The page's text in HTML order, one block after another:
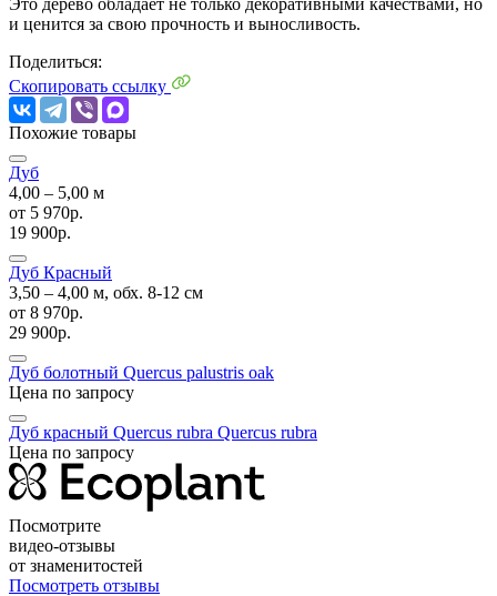
и ценится за свою прочность и выносливость.
Поделиться:
Скопировать ссылку
Похожие товары
Дуб
4,00 ‒ 5,00 м
от 5 970р.
19 900р.
Дуб Красный
3,50 ‒ 4,00 м, обх. 8-12 см
от 8 970р.
29 900р.
Дуб болотный Quercus palustris oak
Цена по запросу
Дуб красный Quercus rubra Quercus rubra
Цена по запросу
Посмотрите
видео-отзывы
от знаменитостей
Посмотреть отзывы